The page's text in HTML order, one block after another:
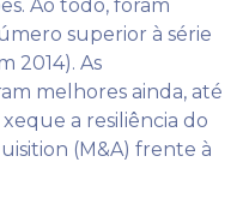
Ao todo, foram
superior à série
2014). As
melhores ainda, até
a resiliência do
(M&A) frente à